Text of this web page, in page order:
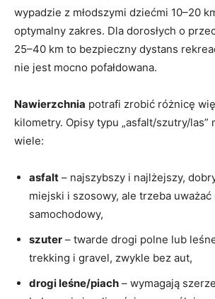
wypadzie z młodszymi dziećmi 10–20
optymalny zakres. Dla dorosłych o
25–40 km to bezpieczny dystans
nie jest mocno pofałdowana.
Nawierzchnia potrafi zrobić różnicę
kilometry. Opisy typu „asfalt/szutry/las”
wiele:
asfalt – najszybszy i najlżejszy,
miejski i szosowy, ale trzeba uważać
samochodowy,
szuter – twarde drogi polne lub
trekking i gravel, zwykle bez aut,
drogi leśne/piach – wymagają